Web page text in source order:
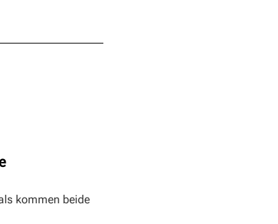
kommen beide